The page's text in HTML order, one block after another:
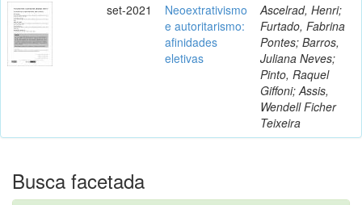
set-2021
Neoextrativismo
e autoritarismo:
afinidades
eletivas
Ascelrad, Henri;
Furtado, Fabrina
Pontes; Barros,
Juliana Neves;
Pinto, Raquel
Giffoni; Assis,
Wendell Ficher
Teixeira
Busca facetada